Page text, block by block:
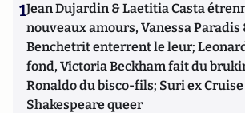
1Jean Dujardin & Laetitia Casta
nouveaux amours, Vanessa Paradis
Benchetrit enterrent le leur;
fond, Victoria Beckham fait du
Ronaldo du bisco-fils; Suri ex
Shakespeare queer